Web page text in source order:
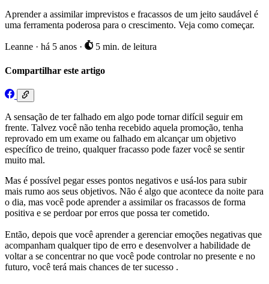
Aprender a assimilar imprevistos e fracassos de um jeito saudável é
uma ferramenta poderosa para o crescimento. Veja como começar.
Leanne · há 5 anos · 5 min. de leitura
Compartilhar este artigo
A sensação de ter falhado em algo pode tornar difícil seguir em
frente. Talvez você não tenha recebido aquela promoção, tenha
reprovado em um exame ou falhado em alcançar um objetivo
específico de treino, qualquer fracasso pode fazer você se sentir
muito mal.
Mas é possível pegar esses pontos negativos e usá-los para subir
mais rumo aos seus objetivos. Não é algo que acontece da noite para
o dia, mas você pode aprender a assimilar os fracassos de forma
positiva e se perdoar por erros que possa ter cometido.
Então, depois que você aprender a gerenciar emoções negativas que
acompanham qualquer tipo de erro e desenvolver a habilidade de
voltar a se concentrar no que você pode controlar no presente e no
futuro, você terá mais chances de ter sucesso .